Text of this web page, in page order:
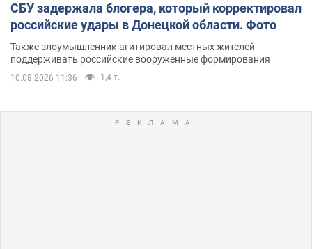
СБУ задержала блогера, который корректировал
российские удары в Донецкой области. Фото
Также злоумышленник агитировал местных жителей
поддерживать российские вооруженные формирования
10.08.2026 11:36 1,4 т.